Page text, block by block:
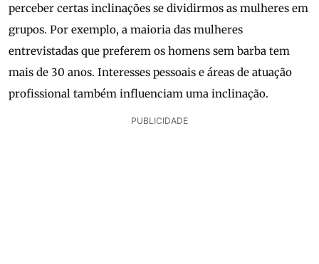
perceber certas inclinações se dividirmos as mulheres em
grupos. Por exemplo, a maioria das mulheres
entrevistadas que preferem os homens sem barba tem
mais de 30 anos. Interesses pessoais e áreas de atuação
profissional também influenciam uma inclinação.
PUBLICIDADE